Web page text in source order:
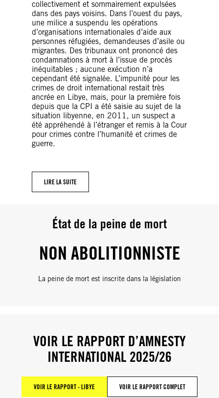
collectivement et sommairement expulsées
dans des pays voisins. Dans l’ouest du pays,
une milice a suspendu les opérations
d’organisations internationales d’aide aux
personnes réfugiées, demandeuses d’asile ou
migrantes. Des tribunaux ont prononcé des
condamnations à mort à l’issue de procès
inéquitables ; aucune exécution n’a
cependant été signalée. L’impunité pour les
crimes de droit international restait très
ancrée en Libye, mais, pour la première fois
depuis que la CPI a été saisie au sujet de la
situation libyenne, en 2011, un suspect a
été appréhendé à l’étranger et remis à la Cour
pour crimes contre l’humanité et crimes de
guerre.
LIRE LA SUITE
État de la peine de mort
NON ABOLITIONNISTE
La peine de mort est inscrite dans la législation
VOIR LE RAPPORT D’AMNESTY
INTERNATIONAL 2025/26
VOIR LE RAPPORT - LIBYE VOIR LE RAPPORT COMPLET